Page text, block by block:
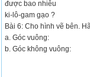
được bao nhiêu
ki-lô-gam gạo ?
Bài 6: Cho hình vẽ bên.
a. Góc vuông:
b. Góc không vuông: